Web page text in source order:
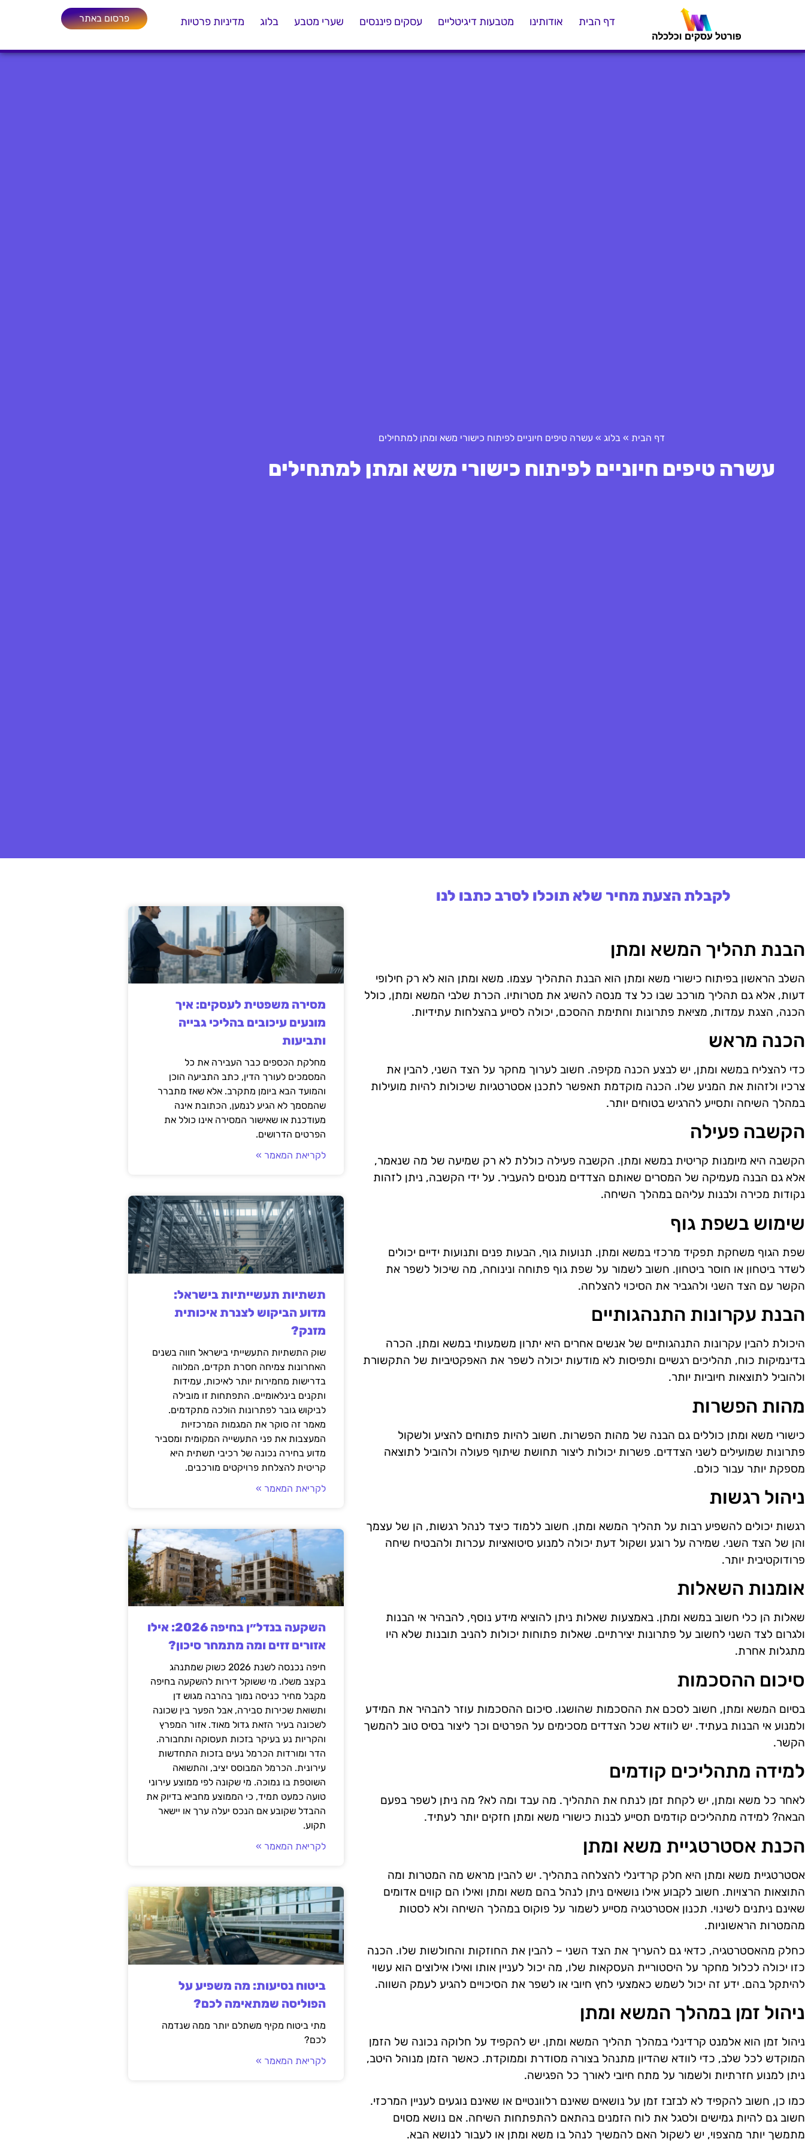
דף הבית אודותינו מטבעות דיגיטליים עסקים פיננסים שערי מטבע בלוג מדיניות פרטיות פרסום באתר
דף הבית » בלוג » עשרה טיפים חיוניים לפיתוח כישורי משא ומתן למתחילים
עשרה טיפים חיוניים לפיתוח כישורי משא ומתן למתחילים
לקבלת הצעת מחיר שלא תוכלו לסרב כתבו לנו
הבנת תהליך המשא ומתן
השלב הראשון בפיתוח כישורי משא ומתן הוא הבנת התהליך עצמו. משא ומתן הוא לא רק חילופי
דעות, אלא גם תהליך מורכב שבו כל צד מנסה להשיג את מטרותיו. הכרת שלבי המשא ומתן, כולל
הכנה, הצגת עמדות, מציאת פתרונות וחתימת ההסכם, יכולה לסייע בהצלחות עתידיות.
הכנה מראש
כדי להצליח במשא ומתן, יש לבצע הכנה מקיפה. חשוב לערוך מחקר על הצד השני, להבין את
צרכיו ולזהות את המניע שלו. הכנה מוקדמת תאפשר לתכנן אסטרטגיות שיכולות להיות מועילות
במהלך השיחה ותסייע להרגיש בטוחים יותר.
הקשבה פעילה
הקשבה היא מיומנות קריטית במשא ומתן. הקשבה פעילה כוללת לא רק שמיעה של מה שנאמר,
אלא גם הבנה מעמיקה של המסרים שאותם הצדדים מנסים להעביר. על ידי הקשבה, ניתן לזהות
נקודות מכירה ולבנות עליהם במהלך השיחה.
שימוש בשפת גוף
שפת הגוף משחקת תפקיד מרכזי במשא ומתן. תנועות גוף, הבעות פנים ותנועות ידיים יכולים
לשדר ביטחון או חוסר ביטחון. חשוב לשמור על שפת גוף פתוחה ונינוחה, מה שיכול לשפר את
הקשר עם הצד השני ולהגביר את הסיכוי להצלחה.
הבנת עקרונות התנהגותיים
היכולת להבין עקרונות התנהגותיים של אנשים אחרים היא יתרון משמעותי במשא ומתן. הכרה
בדינמיקות כוח, תהליכים רגשיים ותפיסות לא מודעות יכולה לשפר את האפקטיביות של התקשורת
ולהוביל לתוצאות חיוביות יותר.
מהות הפשרות
כישורי משא ומתן כוללים גם הבנה של מהות הפשרות. חשוב להיות פתוחים להציע ולשקול
פתרונות שמועילים לשני הצדדים. פשרות יכולות ליצור תחושת שיתוף פעולה ולהוביל לתוצאה
מספקת יותר עבור כולם.
ניהול רגשות
רגשות יכולים להשפיע רבות על תהליך המשא ומתן. חשוב ללמוד כיצד לנהל רגשות, הן של עצמך
והן של הצד השני. שמירה על רוגע ושקול דעת יכולה למנוע סיטואציות עכרות ולהבטיח שיחה
פרודוקטיבית יותר.
אומנות השאלות
שאלות הן כלי חשוב במשא ומתן. באמצעות שאלות ניתן להוציא מידע נוסף, להבהיר אי הבנות
ולגרום לצד השני לחשוב על פתרונות יצירתיים. שאלות פתוחות יכולות להניב תובנות שלא היו
מתגלות אחרת.
סיכום ההסכמות
בסיום המשא ומתן, חשוב לסכם את ההסכמות שהושגו. סיכום ההסכמות עוזר להבהיר את המידע
ולמנוע אי הבנות בעתיד. יש לוודא שכל הצדדים מסכימים על הפרטים וכך ליצור בסיס טוב להמשך
הקשר.
למידה מתהליכים קודמים
לאחר כל משא ומתן, יש לקחת זמן לנתח את התהליך. מה עבד ומה לא? מה ניתן לשפר בפעם
הבאה? למידה מתהליכים קודמים תסייע לבנות כישורי משא ומתן חזקים יותר לעתיד.
הכנת אסטרטגיית משא ומתן
אסטרטגיית משא ומתן היא חלק קרדינלי להצלחה בתהליך. יש להבין מראש מה המטרות ומה
התוצאות הרצויות. חשוב לקבוע אילו נושאים ניתן לנהל בהם משא ומתן ואילו הם קווים אדומים
שאינם ניתנים לשינוי. תכנון אסטרטגיה מסייע לשמור על פוקוס במהלך השיחה ולא לסטות
מהמטרות הראשוניות.
כחלק מהאסטרטגיה, כדאי גם להעריך את הצד השני – להבין את החוזקות והחולשות שלו. הכנה
כזו יכולה לכלול מחקר על היסטוריית העסקאות שלו, מה יכול לעניין אותו ואילו אילוצים הוא עשוי
להיתקל בהם. ידע זה יכול לשמש כאמצעי לחץ חיובי או לשפר את הסיכויים להגיע לעמק השווה.
ניהול זמן במהלך המשא ומתן
ניהול זמן הוא אלמנט קרדינלי במהלך תהליך המשא ומתן. יש להקפיד על חלוקה נכונה של הזמן
המוקדש לכל שלב, כדי לוודא שהדיון מתנהל בצורה מסודרת וממוקדת. כאשר הזמן מנוהל היטב,
ניתן למנוע חזרתיות ולשמור על מתח חיובי לאורך כל הפגישה.
כמו כן, חשוב להקפיד לא לבזבז זמן על נושאים שאינם רלוונטיים או שאינם נוגעים לעניין המרכזי.
חשוב גם להיות גמישים ולסגל את לוח הזמנים בהתאם להתפתחות השיחה. אם נושא מסוים
מתמשך יותר מהצפוי, יש לשקול האם להמשיך לנהל בו משא ומתן או לעבור לנושא הבא.
מסירה משפטית לעסקים: איך
מונעים עיכובים בהליכי גבייה
ותביעות
מחלקת הכספים כבר העבירה את כל
המסמכים לעורך הדין, כתב התביעה הוכן
והמועד הבא ביומן מתקרב. אלא שאז מתברר
שהמסמך לא הגיע לנמען, הכתובת אינה
מעודכנת או שאישור המסירה אינו כולל את
הפרטים הדרושים.
לקריאת המאמר »
תשתיות תעשייתיות בישראל:
מדוע הביקוש לצנרת איכותית
מזנק?
שוק התשתיות התעשייתי בישראל חווה בשנים
האחרונות צמיחה חסרת תקדים, המלווה
בדרישות מחמירות יותר לאיכות, עמידות
ותקנים בינלאומיים. התפתחות זו מובילה
לביקוש גובר לפתרונות הולכה מתקדמים.
מאמר זה סוקר את המגמות המרכזיות
המעצבות את פני התעשייה המקומית ומסביר
מדוע בחירה נכונה של רכיבי תשתית היא
קריטית להצלחת פרויקטים מורכבים.
לקריאת המאמר »
השקעה בנדל״ן בחיפה 2026: אילו
אזורים זזים ומה מתמחר סיכון?
חיפה נכנסה לשנת 2026 כשוק שמתנהג
בקצב משלו. מי ששוקל דירות להשקעה בחיפה
מקבל מחיר כניסה נמוך בהרבה מגוש דן
ותשואת שכירות סבירה, אבל הפער בין שכונה
לשכונה בעיר הזאת גדול מאוד. אזור המפרץ
והקריות נע בעיקר בזכות תעסוקה ותחבורה.
הדר ומורדות הכרמל נעים בזכות התחדשות
עירונית. הכרמל המבוסס יציב, והתשואה
השוטפת בו נמוכה. מי שקונה לפי ממוצע עירוני
טועה כמעט תמיד, כי הממוצע מחביא בדיוק את
ההבדל שקובע אם הנכס יעלה ערך או יישאר
תקוע.
לקריאת המאמר »
ביטוח נסיעות: מה משפיע על
הפוליסה שמתאימה לכם?
מתי ביטוח מקיף משתלם יותר ממה שנדמה
לכם?
לקריאת המאמר »